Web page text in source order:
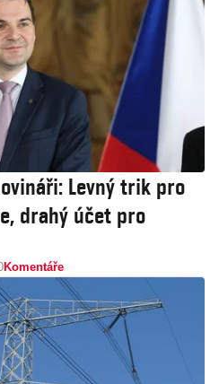
Levný trik pro
drahý účet pro
Komentáře